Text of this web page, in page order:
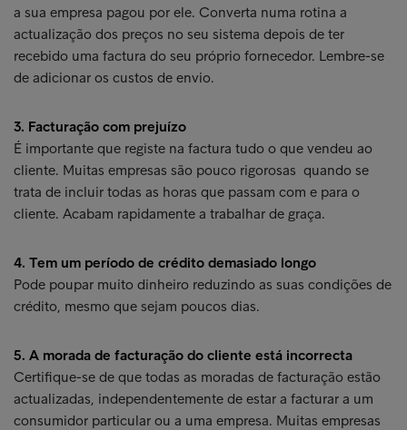
a sua empresa pagou por ele. Converta numa rotina a
actualização dos preços no seu sistema depois de ter
recebido uma factura do seu próprio fornecedor. Lembre-se
de adicionar os custos de envio.
3. Facturação com prejuízo
É importante que registe na factura tudo o que vendeu ao
cliente. Muitas empresas são pouco rigorosas quando se
trata de incluir todas as horas que passam com e para o
cliente. Acabam rapidamente a trabalhar de graça.
4. Tem um período de crédito demasiado longo
Pode poupar muito dinheiro reduzindo as suas condições de
crédito, mesmo que sejam poucos dias.
5. A morada de facturação do cliente está incorrecta
Certifique-se de que todas as moradas de facturação estão
actualizadas, independentemente de estar a facturar a um
consumidor particular ou a uma empresa. Muitas empresas